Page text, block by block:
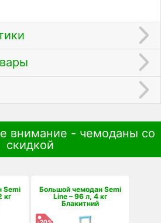
внимание - чемоданы со
скидкой
Semi
кг
Большой чемодан Semi
Line – 96 л, 4 кг
Блакитний